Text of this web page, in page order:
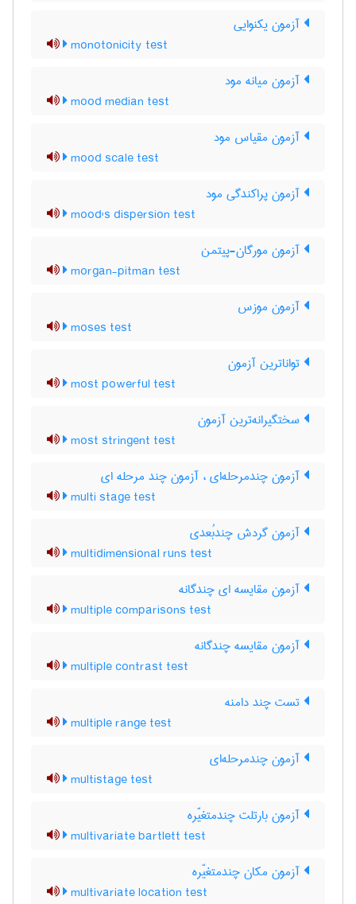
آزمون یکنوایی
monotonicity test
آزمون میانه مود
mood median test
آزمون مقیاس مود
mood scale test
آزمون پراکندگی مود
mood's dispersion test
آزمون مورگان-پیتمن
morgan-pitman test
آزمون موزس
moses test
تواناترین آزمون
most powerful test
سختگیرانه‌ترین آزمون
most stringent test
آزمون چندمرحله‌ای ، آزمون چند مرحله ای
multi stage test
آزمون گردش چندبُعدی
multidimensional runs test
آزمون مقایسه ای چندگانه
multiple comparisons test
آزمون مقایسه چندگانه
multiple contrast test
تست چند دامنه
multiple range test
آزمون چندمرحله‌ای
multistage test
آزمون بارتلت چندمتغیّره
multivariate bartlett test
آزمون مکان چندمتغیّره
multivariate location test